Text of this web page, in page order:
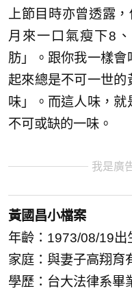
上節目時亦曾透露
月來一口氣瘦下8
肪」。跟你我一樣
起來總是不可一世的
味」。而這人味，
不可或缺的一味。
我是廣
黃國昌小檔案
年齡：1973/08/19出
家庭：與妻子高翔育
學歷：台大法律系畢